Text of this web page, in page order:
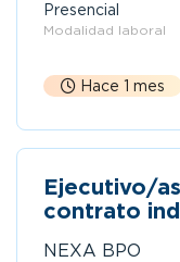
Presencial
Modalidad laboral
Hace 1 mes
Ejecutivo/
contrato
NEXA BPO